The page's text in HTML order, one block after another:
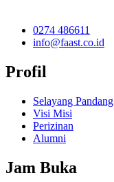
0274 486611
info@faast.co.id
Profil
Selayang Pandang
Visi Misi
Perizinan
Alumni
Jam Buka